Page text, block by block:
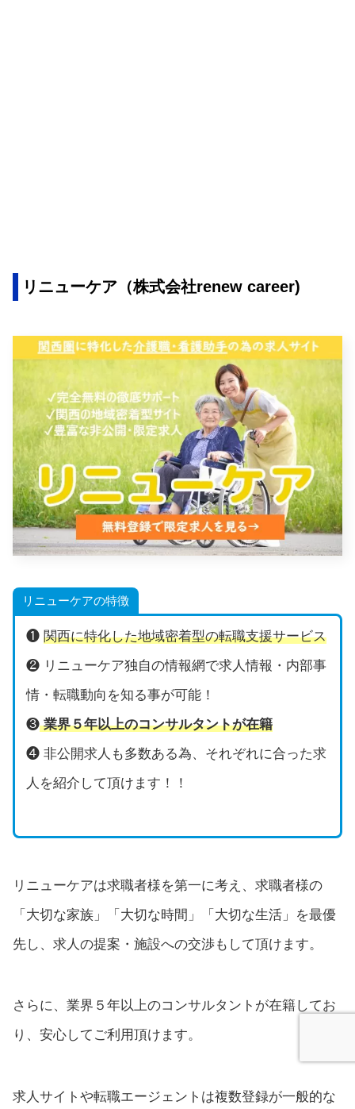
リニューケア（株式会社renew career)
リニューケアの特徴
❶ 関西に特化した地域密着型の転職支援サービス
❷ リニューケア独自の情報網で求人情報・内部事
情・転職動向を知る事が可能！
❸ 業界５年以上のコンサルタントが在籍
❹ 非公開求人も多数ある為、それぞれに合った求
人を紹介して頂けます！！
リニューケアは求職者様を第一に考え、求職者様の
「大切な家族」「大切な時間」「大切な生活」を最優
先し、求人の提案・施設への交渉もして頂けます。
さらに、業界５年以上のコンサルタントが在籍してお
り、安心してご利用頂けます。
求人サイトや転職エージェントは複数登録が一般的な